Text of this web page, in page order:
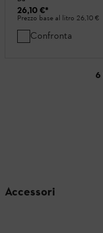
26,10 €*
Prezzo base al litro 26,10 €
Confronta
6
Accessori